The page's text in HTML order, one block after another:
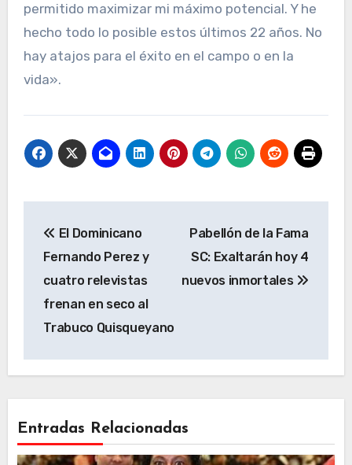
permitido maximizar mi máximo potencial. Y he
hecho todo lo posible estos últimos 22 años. No
hay atajos para el éxito en el campo o en la
vida».
de
entradas
El Dominicano
Fernando Perez y
cuatro relevistas
frenan en seco al
Trabuco Quisqueyano
Pabellón de la Fama
SC: Exaltarán hoy 4
nuevos inmortales
Entradas Relacionadas